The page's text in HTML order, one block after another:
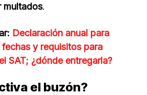
multados.
Declaración anual para
y requisitos para
SAT; ¿dónde entregarla?
el buzón?